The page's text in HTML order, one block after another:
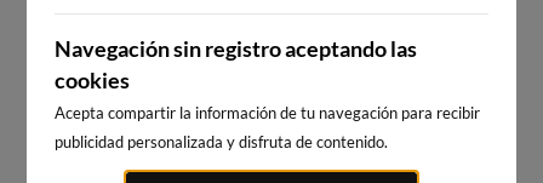
WEBCAM EL RACÓ DE
S'ALBARDA, SANTANYÍ
WEBCAMS CERCANAS
Navegación sin registro aceptando las
cookies
Acepta compartir la información de tu navegación para recibir
publicidad personalizada y disfruta de contenido.